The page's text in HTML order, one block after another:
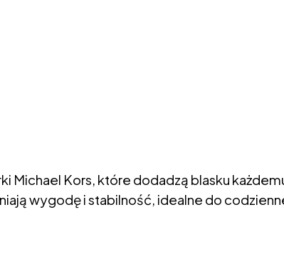
Michael Kors, które dodadzą blasku
wygodę i stabilność, idealne do